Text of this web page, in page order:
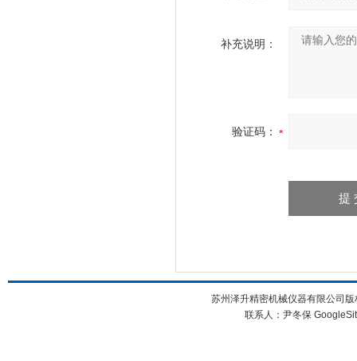
补充说明：
验证码：
苏州泽升精密机械仪器有限公司
联系人：尹冬保